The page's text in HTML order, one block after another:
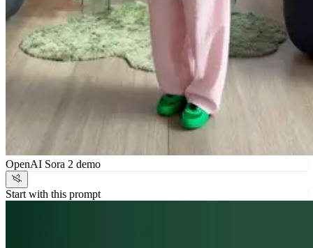
OpenAI Sora 2 demo
Start with this prompt